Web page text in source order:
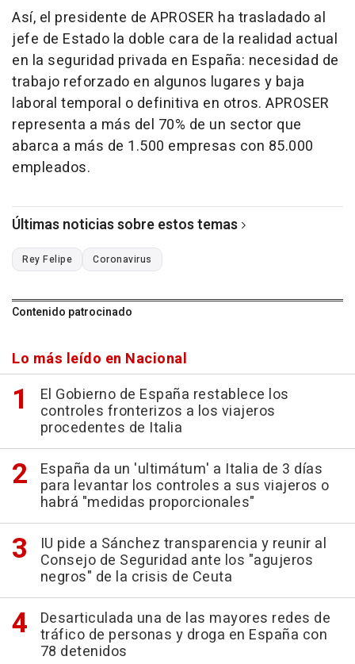
Así, el presidente de APROSER ha trasladado al
jefe de Estado la doble cara de la realidad actual
en la seguridad privada en España: necesidad de
trabajo reforzado en algunos lugares y baja
laboral temporal o definitiva en otros. APROSER
representa a más del 70% de un sector que
abarca a más de 1.500 empresas con 85.000
empleados.
Últimas noticias sobre estos temas
Rey Felipe Coronavirus
Contenido patrocinado
Lo más leído en Nacional
El Gobierno de España restablece los
controles fronterizos a los viajeros
procedentes de Italia
España da un 'ultimátum' a Italia de 3 días
para levantar los controles a sus viajeros o
habrá "medidas proporcionales"
IU pide a Sánchez transparencia y reunir al
Consejo de Seguridad ante los "agujeros
negros" de la crisis de Ceuta
Desarticulada una de las mayores redes de
tráfico de personas y droga en España con
78 detenidos